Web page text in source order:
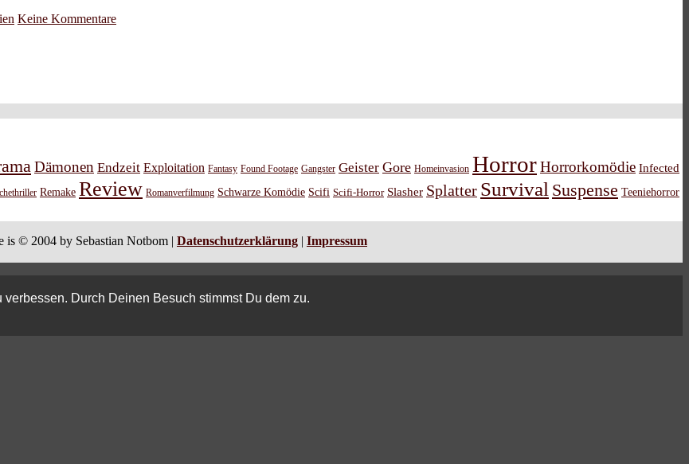
Keine Kommentare
Dämonen Endzeit Exploitation Fantasy Found Footage Gangster Geister Gore Homeinvasion HorrorHorrorkomödie Infected
Remake Review Romanverfilmung Schwarze Komödie Scifi Scifi-Horror Slasher Splatter Survival Suspense Teeniehorror
is © 2004 by Sebastian Notbom | Datenschutzerklärung | Impressum
Durch Deinen Besuch stimmst Du dem zu.